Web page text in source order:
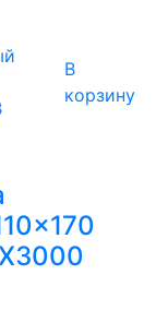
В
корзину